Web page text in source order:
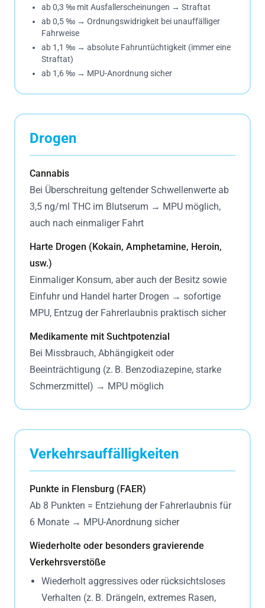
ab 0,3 ‰ mit Ausfallerscheinungen → Straftat
ab 0,5 ‰ → Ordnungswidrigkeit bei unauffälliger
Fahrweise
ab 1,1 ‰ → absolute Fahruntüchtigkeit (immer eine
Straftat)
ab 1,6 ‰ → MPU-Anordnung sicher
Drogen
Cannabis
Bei Überschreitung geltender Schwellenwerte ab
3,5 ng/ml THC im Blutserum → MPU möglich,
auch nach einmaliger Fahrt
Harte Drogen (Kokain, Amphetamine, Heroin,
usw.)
Einmaliger Konsum, aber auch der Besitz sowie
Einfuhr und Handel harter Drogen → sofortige
MPU, Entzug der Fahrerlaubnis praktisch sicher
Medikamente mit Suchtpotenzial
Bei Missbrauch, Abhängigkeit oder
Beeinträchtigung (z. B. Benzodiazepine, starke
Schmerzmittel) → MPU möglich
Verkehrsauffälligkeiten
Punkte in Flensburg (FAER)
Ab 8 Punkten = Entziehung der Fahrerlaubnis für
6 Monate → MPU-Anordnung sicher
Wiederholte oder besonders gravierende
Verkehrsverstöße
Wiederholt aggressives oder rücksichtsloses
Verhalten (z. B. Drängeln, extremes Rasen,